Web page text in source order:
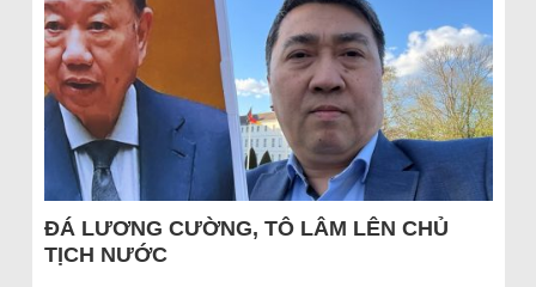
ĐÁ LƯƠNG CƯỜNG, TÔ LÂM LÊN CHỦ
TỊCH NƯỚC